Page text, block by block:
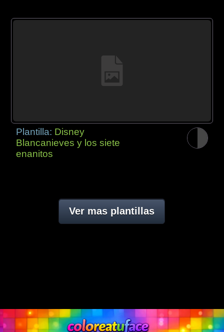
Plantilla: Disney
Blancanieves y los siete
enanitos
Ver mas plantillas